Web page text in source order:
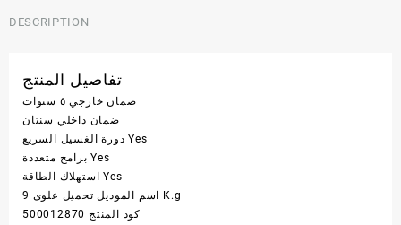
DESCRIPTION
تفاصيل المنتج
ضمان خارجي ٥ سنوات
ضمان داخلي سنتان
دورة الغسيل السريعYes
برامج متعددةYes
استهلاك الطاقةYes
اسم الموديل تحميل علوى 9 K.g
كود المنتج 500012870